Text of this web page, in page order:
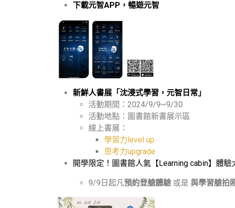
下載元智APP，暢遊元智
新鮮人書展「沈浸式學習，元智日常」
活動期間：2024/9/9~9/30
活動地點：圖書館新書展示區
線上書展：
學習力level up
思考力upgrade
開學限定！圖書館人氣【Learning cabin】體驗
9/9日起凡預約登艙體驗 或是 與學習艙拍